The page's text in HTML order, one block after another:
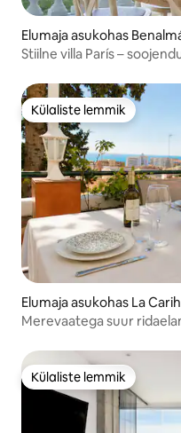
Elumaja asukohas
Stiilne villa París –
Külaliste lemmik
Külaliste lemmik
Elumaja asukohas La
Merevaatega suur
Külaliste lemmik
Külaliste lemmik